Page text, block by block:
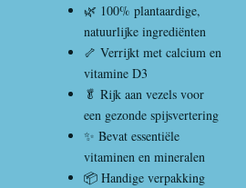
🌿 100% plantaardige,
natuurlijke ingrediënten
🦴 Verrijkt met calcium en
vitamine D3
🥬 Rijk aan vezels voor
een gezonde spijsvertering
✨ Bevat essentiële
vitaminen en mineralen
📦 Handige verpakking